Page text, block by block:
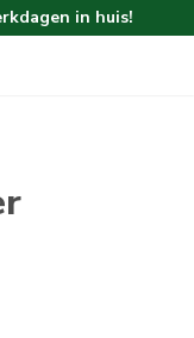
in huis!
bestellen!
100,-!